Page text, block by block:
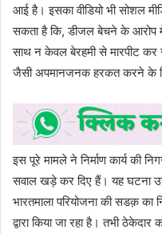
आई है। इसका वीडियो भी सोशल
सकता है कि, डीजल बेचने के आरोप
साथ न केवल बेरहमी से मारपीट
जैसी अपमानजनक हरकत करने के
इस पूरे मामले ने निर्माण कार्य की
सवाल खड़े कर दिए हैं। यह घटना
भारतमाला परियोजना की सडक़ का
द्वारा किया जा रहा है। तभी ठेकेदार